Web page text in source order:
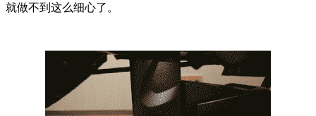
就做不到这么细心了。